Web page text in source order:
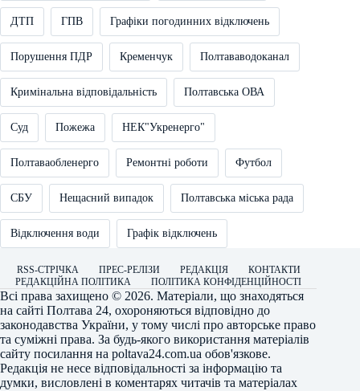
ДТП ГПВ Графіки погодинних відключень
Порушення ПДР Кременчук Полтававодоканал
Кримінальна відповідальність Полтавська ОВА
Суд Пожежа НЕК"Укренерго"
Полтаваобленерго Ремонтні роботи Футбол
СБУ Нещасний випадок Полтавська міська рада
Відключення води Графік відключень
RSS-СТРІЧКА ПРЕС-РЕЛІЗИ РЕДАКЦІЯ
КОНТАКТИ
РЕДАКЦІЙНА ПОЛІТИКА
ПОЛІТИКА КОНФІДЕНЦІЙНОСТІ
Всі права захищено © 2026. Матеріали, що знаходяться
на сайті Полтава 24, охороняються відповідно до
законодавства України, у тому числі про авторське право
та суміжні права. За будь-якого використання матеріалів
сайту посилання на poltava24.com.ua обов'язкове.
Редакція не несе відповідальності за інформацію та
думки, висловлені в коментарях читачів та матеріалах